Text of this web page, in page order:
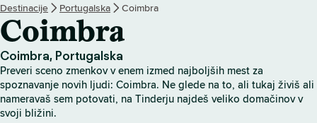
r
:
D
o
m
o
v
Destinacije Portugalska Coimbra
Coimbra
Coimbra, Portugalska
Preveri sceno zmenkov v enem izmed najboljših mest za
spoznavanje novih ljudi: Coimbra. Ne glede na to, ali tukaj živiš ali
nameravaš sem potovati, na Tinderju najdeš veliko domačinov v
svoji bližini.